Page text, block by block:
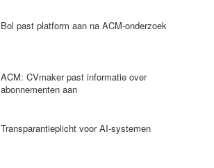
Bol past platform aan na ACM-onderzoek
ACM: CVmaker past informatie over
abonnementen aan
Transparantieplicht voor AI-systemen